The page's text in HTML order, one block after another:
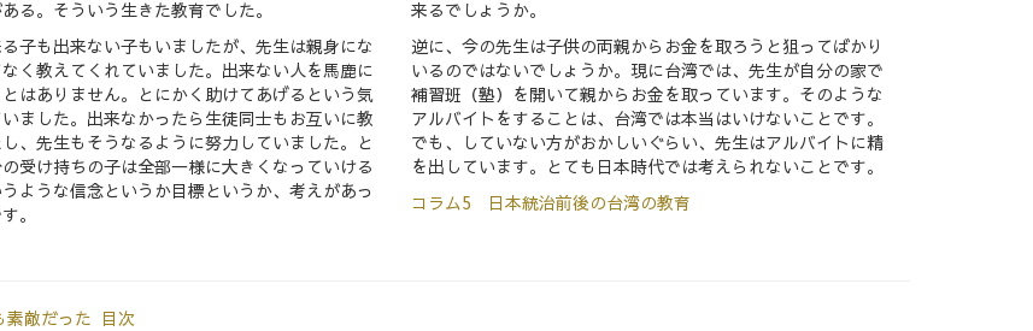
る。そういう生きた教育でした。
子も出来ない子もいましたが、先生は親身にな
く教えてくれていました。出来ない人を馬鹿に
はありません。とにかく助けてあげるという気
ました。出来なかったら生徒同士もお互いに教
、先生もそうなるように努力していました。と
受け持ちの子は全部一様に大きくなっていける
ような信念というか目標というか、考えがあっ
。
来るでしょうか。
逆に、今の先生は子供の両親からお金を取ろうと狙ってばかり
いるのではないでしょうか。現に台湾では、先生が自分の家で
補習班（塾）を開いて親からお金を取っています。そのような
アルバイトをすることは、台湾では本当はいけないことです。
でも、していない方がおかしいぐらい、先生はアルバイトに精
を出しています。とても日本時代では考えられないことです。
コラム5 日本統治前後の台湾の教育
素敵だった 目次